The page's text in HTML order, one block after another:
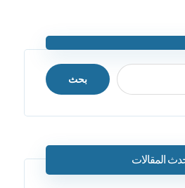
بحث
المقالات